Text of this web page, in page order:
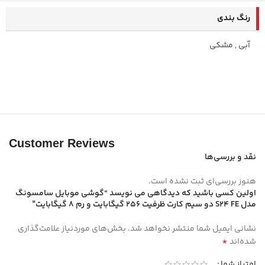
رنگ بندی
آبی,مشکی
Customer Reviews
نقد و بررسی‌ها
هنوز بررسی‌ای ثبت نشده است.
اولین کسی باشید که دیدگاهی می نویسد “گوشی موبایل سامسونگ
مدل S24 FE دو سیم کارت ظرفیت 256 گیگابایت و رم 8 گیگابایت”
نشانی ایمیل شما منتشر نخواهد شد. بخش‌های موردنیاز علامت‌گذاری
شده‌اند*